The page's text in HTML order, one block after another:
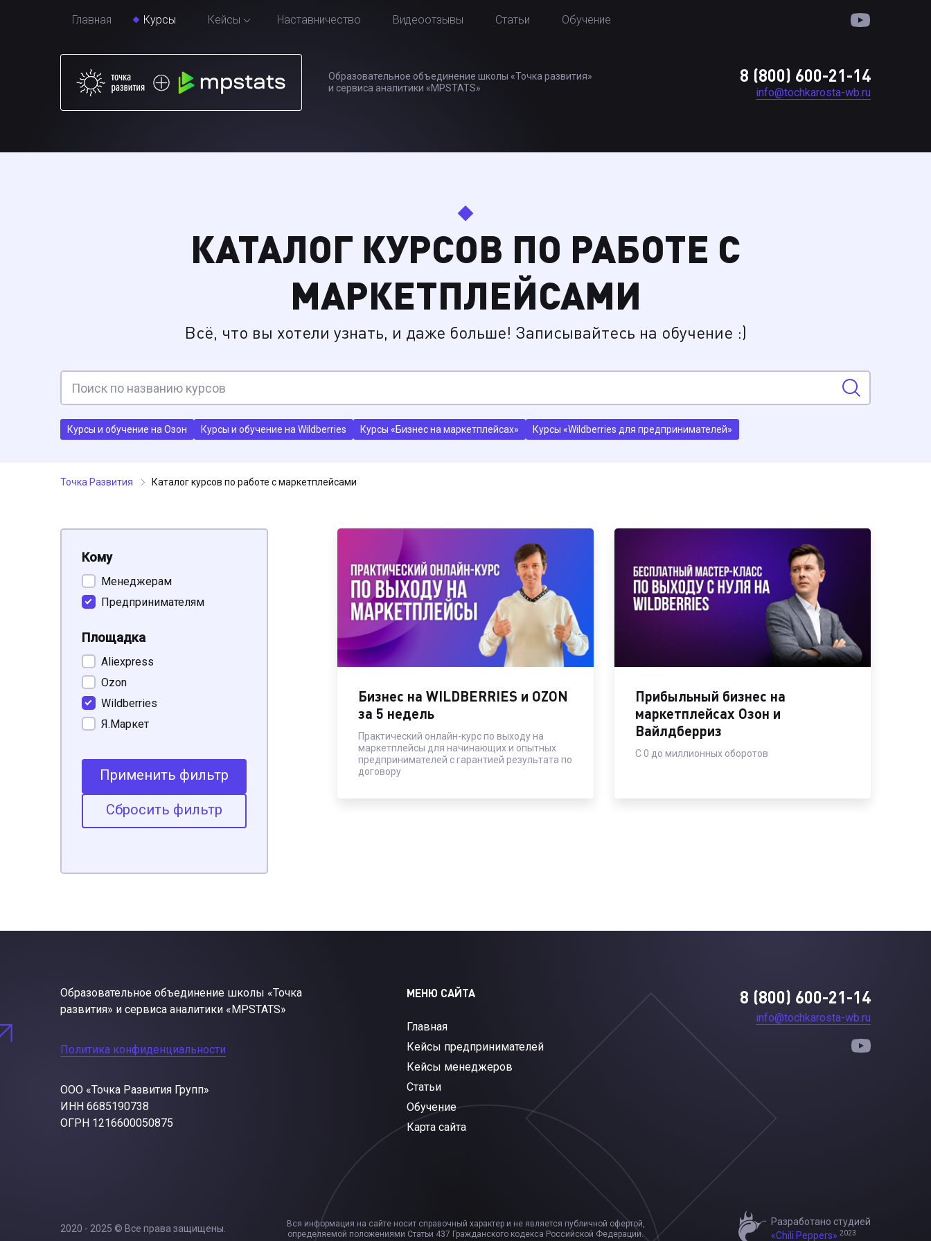
Главная Курсы Кейсы Наставничество Видеоотзывы Статьи Обучение
Образовательное объединение школы «Точка развития»
и сервиса аналитики «MPSTATS»
8 (800) 600-21-14
info@tochkarosta-wb.ru
КАТАЛОГ КУРСОВ ПО РАБОТЕ С
МАРКЕТПЛЕЙСАМИ
Всё, что вы хотели узнать, и даже больше! Записывайтесь на обучение :)
Курсы и обучение на Озон Курсы и обучение на Wildberries Курсы «Бизнес на маркетплейсах» Курсы «Wildberries для предпринимателей»
Точка Развития Каталог курсов по работе с маркетплейсами
Кому
Менеджерам
Предпринимателям
Площадка
Aliexpress
Ozon
Wildberries
Я.Маркет
Применить фильтр
Сбросить фильтр
Бизнес на WILDBERRIES и OZON
за 5 недель
Практический онлайн-курс по выходу на
маркетплейсы для начинающих и опытных
предпринимателей c гарантией результата по
договору
Прибыльный бизнес на
маркетплейсах Озон и
Вайлдберриз
С 0 до миллионных оборотов
Образовательное объединение школы «Точка
развития» и сервиса аналитики «MPSTATS»
Политика конфиденциальности
ООО «Точка Развития Групп»
ИНН 6685190738
ОГРН 1216600050875
МЕНЮ САЙТА
Главная
Кейсы предпринимателей
Кейсы менеджеров
Статьи
Обучение
Карта сайта
8 (800) 600-21-14
info@tochkarosta-wb.ru
2020 - 2025 © Все права защищены.
Вся информация на сайте носит справочный характер и не является публичной офертой,
определяемой положениями Статьи 437 Гражданского кодекса Российской Федерации.
Разработано студией
«Chili Peppers» 2023